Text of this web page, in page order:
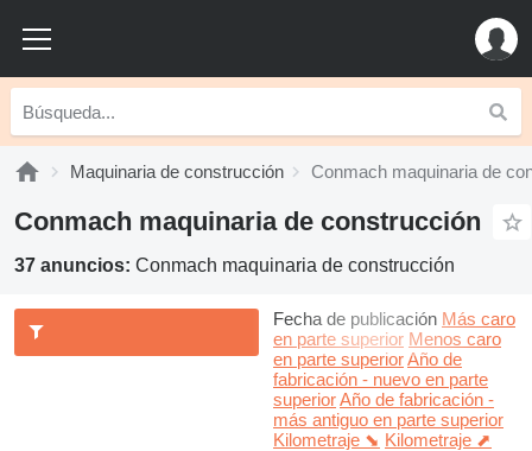
Maquinaria de construcción Conmach maquinaria de
Conmach maquinaria de construcción
37 anuncios: Conmach maquinaria de construcción
Fecha de publicación Más caro
en parte superior Menos caro
en parte superiorAño de
fabricación - nuevo en parte
superiorAño de fabricación -
más antiguo en parte superior
Kilometraje ⬊ Kilometraje ⬈